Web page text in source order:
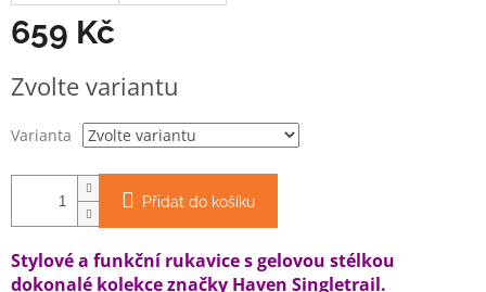
659 Kč
cena:
Zvolte variantu
Varianta
Přidat do košíku
Stylové a funkční rukavice s gelovou stélkou
dokonalé kolekce značky Haven Singletrail.